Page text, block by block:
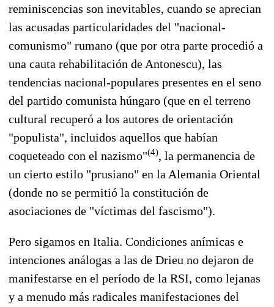
reminiscencias son inevitables, cuando se aprecian
las acusadas particularidades del "nacional-
comunismo" rumano (que por otra parte procedió a
una cauta rehabilitación de Antonescu), las
tendencias nacional-populares presentes en el seno
del partido comunista húngaro (que en el terreno
cultural recuperó a los autores de orientación
"populista", incluidos aquellos que habían
coqueteado con el nazismo"(4), la permanencia de
un cierto estilo "prusiano" en la Alemania Oriental
(donde no se permitió la constitución de
asociaciones de "víctimas del fascismo").
Pero sigamos en Italia. Condiciones anímicas e
intenciones análogas a las de Drieu no dejaron de
manifestarse en el período de la RSI, como lejanas
y a menudo más radicales manifestaciones del